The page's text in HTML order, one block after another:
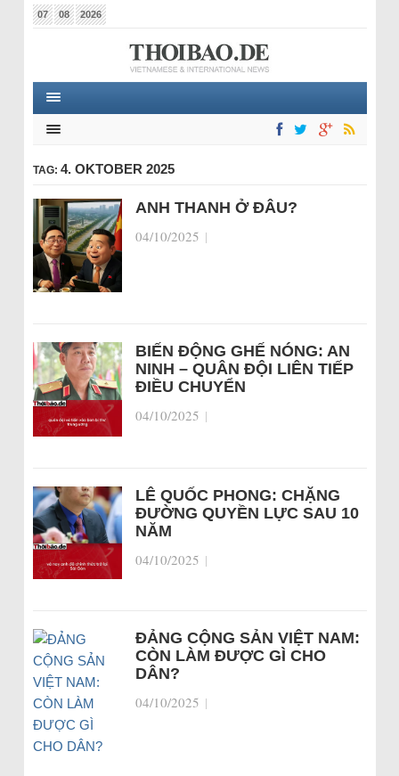
07 08 2026
TAG: 4. OKTOBER 2025
ANH THANH Ở ĐÂU?
04/10/2025 |
BIẾN ĐỘNG GHẾ NÓNG: AN
NINH – QUÂN ĐỘI LIÊN TIẾP
ĐIỀU CHUYỂN
04/10/2025 |
LÊ QUỐC PHONG: CHẶNG
ĐƯỜNG QUYỀN LỰC SAU 10
NĂM
04/10/2025 |
ĐẢNG CỘNG SẢN VIỆT NAM:
CÒN LÀM ĐƯỢC GÌ CHO
DÂN?
04/10/2025 |